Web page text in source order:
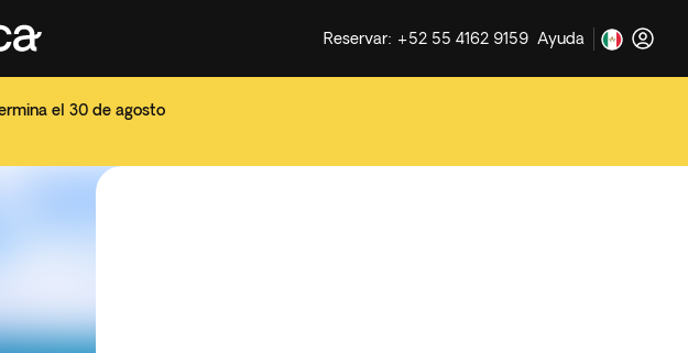
el 30 de agosto
Reservar: +52 55 4162 9159 Ayuda